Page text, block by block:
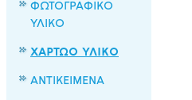
ΦΩΤΟΓΡΑΦΙΚΟ
ΥΛΙΚΟ
ΧΑΡΤΩΟ ΥΛΙΚΟ
ΑΝΤΙΚΕΙΜΕΝΑ